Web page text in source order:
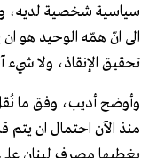
سياسية شخصية لديه،
الى انّ همّه الوحيد هو
تحقيق الإنقاذ، ولا شيء
وأوضح أديب، وفق ما
منذ الآن احتمال ان